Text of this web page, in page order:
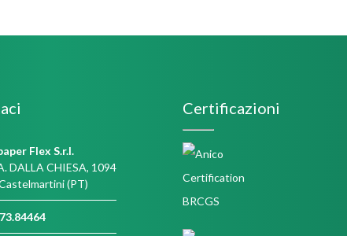
Flex S.r.l.
DALLA CHIESA, 1094
(PT)
Certificazioni